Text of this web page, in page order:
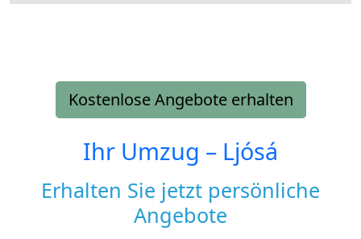
Kostenlose Angebote erhalten
Ihr Umzug – Ljósá
Erhalten Sie jetzt persönliche
Angebote